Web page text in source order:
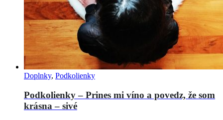
Doplnky, Podkolienky
Podkolienky – Prines mi víno a povedz, že som
krásna – sivé